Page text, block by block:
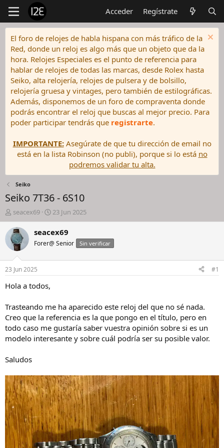
Acceder Regístrate
El foro de relojes de habla hispana con más tráfico de la
Red, donde un reloj es algo más que un objeto que da la
hora. Relojes Especiales es el punto de referencia para
hablar de relojes de todas las marcas, desde Rolex hasta
Seiko, alta relojería, relojes de pulsera y de bolsillo,
relojería gruesa y vintages, pero también de estilográficas.
Además, disponemos de un foro de compraventa donde
podrás encontrar el reloj que buscas al mejor precio. Para
poder participar tendrás que registrarte.
IMPORTANTE:Asegúrate de que tu dirección de email no
está en la lista Robinson (no publi), porque si lo está no
podremos validar tu alta.
Seiko
Seiko 7T36 - 6S10
I
n
i
c
i
a
d
o
r
l
h
i
l
seacex69
F
e
c
a
i
i
o
23 Jun 2025
seacex69
Forer@ Senior Sin verificar
23 Jun 2025 #1
Hola a todos,
Trasteando me ha aparecido este reloj del que no sé nada.
Creo que la referencia es la que pongo en el título, pero en
todo caso me gustaría saber vuestra opinión sobre si es un
modelo interesante y sobre cuál podría ser su posible valor.
Saludos